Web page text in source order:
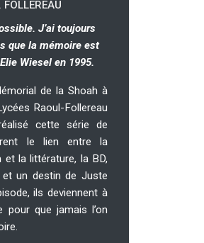
FOLLEREAU
J’ai toujours
que la mémoire est
Wiesel en 1995.
de la Shoah à
Raoul-Follereau
cette série de
le lien entre la
la littérature, la BD,
et un destin de Juste
ils deviennent à
que jamais l’on